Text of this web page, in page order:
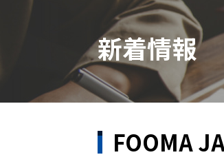
新着情報
FOOMA